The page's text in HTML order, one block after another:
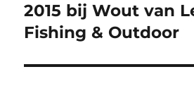
bericht:
2015 bij Wout van
Fishing & Outdoor